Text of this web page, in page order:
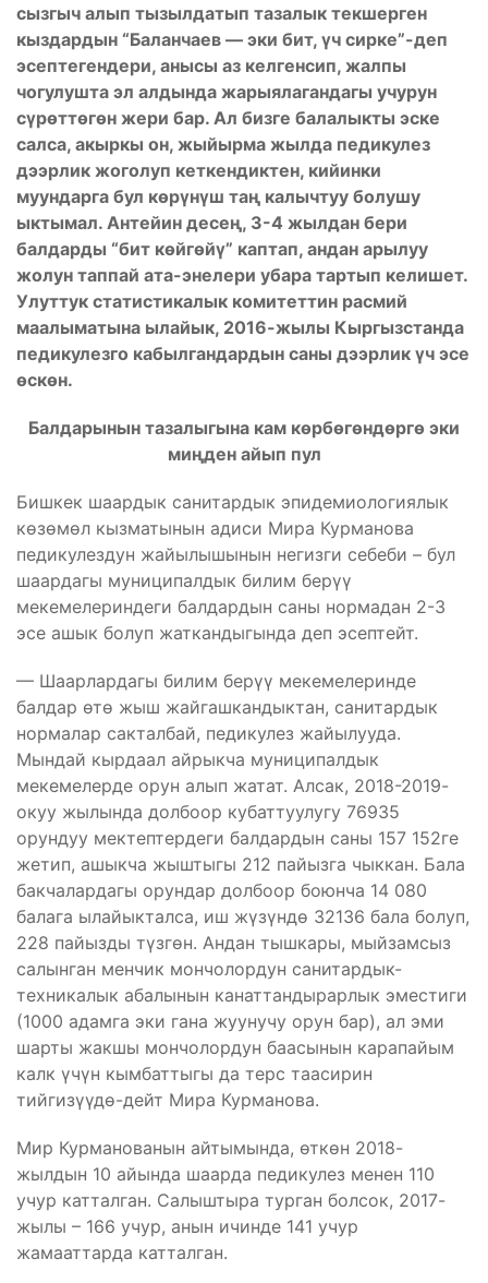
сызгыч алып тызылдатып тазалык текшерген
кыздардын “Баланчаев — эки бит, үч сирке”-деп
эсептегендери, анысы аз келгенсип, жалпы
чогулушта эл алдында жарыялагандагы учурун
сүрөттөгөн жери бар. Ал бизге балалыкты эске
салса, акыркы он, жыйырма жылда педикулез
дээрлик жоголуп кеткендиктен, кийинки
муундарга бул көрүнүш таң калычтуу болушу
ыктымал. Антейин десең, 3-4 жылдан бери
балдарды “бит көйгөйү” каптап, андан арылуу
жолун таппай ата-энелери убара тартып келишет.
Улуттук статистикалык комитеттин расмий
маалыматына ылайык, 2016-жылы Кыргызстанда
педикулезго кабылгандардын саны дээрлик үч эсе
өскөн.
Балдарынын тазалыгына кам көрбөгөндөргө эки
миңден айып пул
Бишкек шаардык санитардык эпидемиологиялык
көзөмөл кызматынын адиси Мира Курманова
педикулездун жайылышынын негизги себеби – бул
шаардагы муниципалдык билим берүү
мекемелериндеги балдардын саны нормадан 2-3
эсе ашык болуп жаткандыгында деп эсептейт.
— Шаарлардагы билим берүү мекемелеринде
балдар өтө жыш жайгашкандыктан, санитардык
нормалар сакталбай, педикулез жайылууда.
Мындай кырдаал айрыкча муниципалдык
мекемелерде орун алып жатат. Алсак, 2018-2019-
окуу жылында долбоор кубаттуулугу 76935
орундуу мектептердеги балдардын саны 157 152ге
жетип, ашыкча жыштыгы 212 пайызга чыккан. Бала
бакчалардагы орундар долбоор боюнча 14 080
балага ылайыкталса, иш жүзүндө 32136 бала болуп,
228 пайызды түзгөн. Андан тышкары, мыйзамсыз
салынган менчик мончолордун санитардык-
техникалык абалынын канаттандырарлык эместиги
(1000 адамга эки гана жуунучу орун бар), ал эми
шарты жакшы мончолордун баасынын карапайым
калк үчүн кымбаттыгы да терс таасирин
тийгизүүдө-дейт Мира Курманова.
Мир Курманованын айтымында, өткөн 2018-
жылдын 10 айында шаарда педикулез менен 110
учур катталган. Салыштыра турган болсок, 2017-
жылы – 166 учур, анын ичинде 141 учур
жамааттарда катталган.